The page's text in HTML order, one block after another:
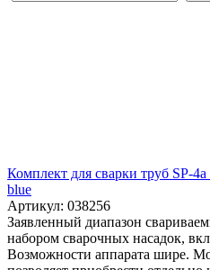
Комплект для сварки труб SP-
blue
Артикул: 038256
Заявленный диапазон
набором сварочных насадок,
Возможности аппарата шире.